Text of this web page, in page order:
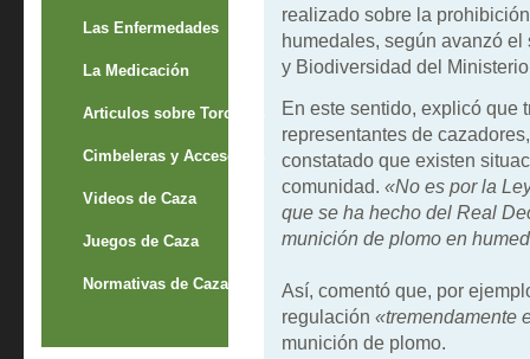
Las Enfermedades
La Medicación
Articulos sobre Torcaces
Cimbeleras y Accesorios
Videos de Caza
Juegos de Caza
Normativas de Caza
realizado sobre la
humedales, según avanzó
y Biodiversidad del
En este sentido, explicó que
representantes de
constatado que existen
comunidad. «No es por la
que se ha hecho del Real
munición de plomo en
Así, comentó que, por
regulación «tremendamente
munición de plomo.